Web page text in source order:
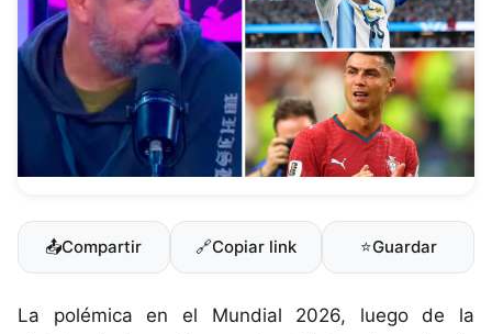
📤Compartir 🔗Copiar link ⭐Guardar
La polémica en el Mundial 2026, luego de la